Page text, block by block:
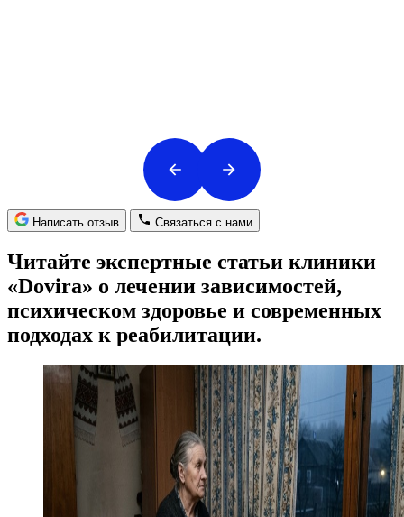
Написать отзыв Связаться с нами
Читайте экспертные статьи клиники
«Dovira» о лечении зависимостей,
психическом здоровье и современных
подходах к реабилитации.